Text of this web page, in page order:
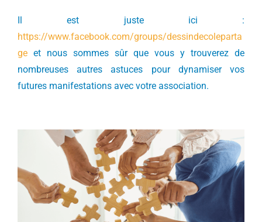
Il est juste ici :
https://www.facebook.com/groups/dessindecoleparta
ge et nous sommes sûr que vous y trouverez de
nombreuses autres astuces pour dynamiser vos
futures manifestations avec votre association.